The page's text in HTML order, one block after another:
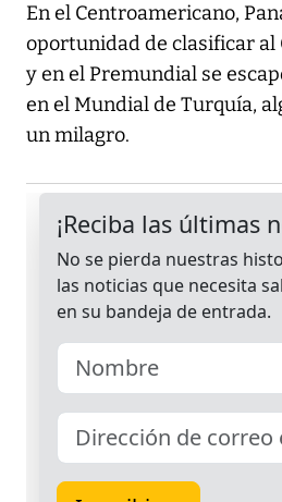
En el Centroamericano,
oportunidad de clasificar al
y en el Premundial se
en el Mundial de Turquía,
un milagro.